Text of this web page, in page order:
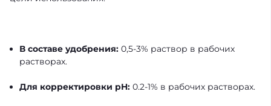
В составе удобрения: 0,5-3% раствор в рабочих
растворах.
Для корректировки pH: 0.2-1% в рабочих растворах.